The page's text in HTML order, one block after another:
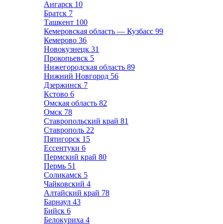
Ангарск 10
Братск 7
Ташкент 100
Кемеровская область — Кузбасс 99
Кемерово 36
Новокузнецк 31
Прокопьевск 5
Нижегородская область 89
Нижний Новгород 56
Дзержинск 7
Кстово 6
Омская область 82
Омск 78
Ставропольский край 81
Ставрополь 22
Пятигорск 15
Ессентуки 6
Пермский край 80
Пермь 51
Соликамск 5
Чайковский 4
Алтайский край 78
Барнаул 43
Бийск 6
Белокуриха 4